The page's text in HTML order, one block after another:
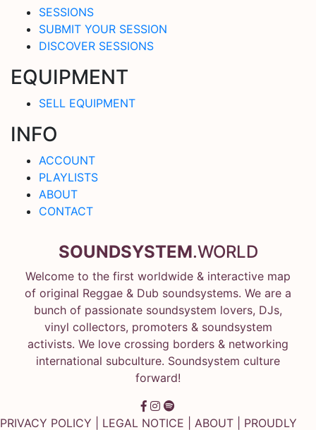
SESSIONS
SUBMIT YOUR SESSION
DISCOVER SESSIONS
EQUIPMENT
SELL EQUIPMENT
INFO
ACCOUNT
PLAYLISTS
ABOUT
CONTACT
SOUNDSYSTEM.WORLD
Welcome to the first worldwide & interactive map
of original Reggae & Dub soundsystems. We are a
bunch of passionate soundsystem lovers, DJs,
vinyl collectors, promoters & soundsystem
activists. We love crossing borders & networking
international subculture. Soundsystem culture
forward!
PRIVACY POLICY LEGAL NOTICE ABOUT | PROUDLY